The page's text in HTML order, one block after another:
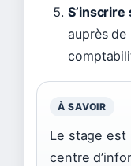
auprès de
À SAVOIR
Le stage est
centre